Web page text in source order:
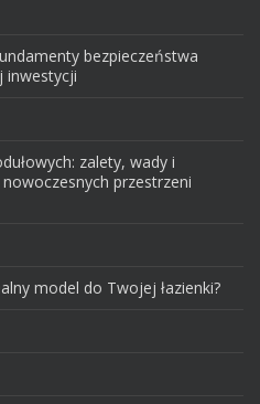
bezpieczeństwa
inwestycji
zalety, wady i
przestrzeni
model do Twojej łazienki?